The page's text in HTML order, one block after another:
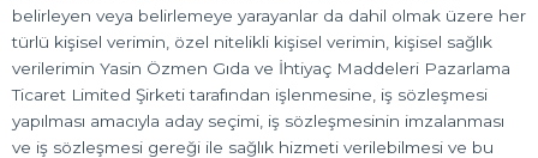
belirleyen veya belirlemeye yarayanlar da dahil olmak üzere her
türlü kişisel verimin, özel nitelikli kişisel verimin, kişisel sağlık
verilerimin Yasin Özmen Gıda ve İhtiyaç Maddeleri Pazarlama
Ticaret Limited Şirketi tarafından işlenmesine, iş sözleşmesi
yapılması amacıyla aday seçimi, iş sözleşmesinin imzalanması
ve iş sözleşmesi gereği ile sağlık hizmeti verilebilmesi ve bu